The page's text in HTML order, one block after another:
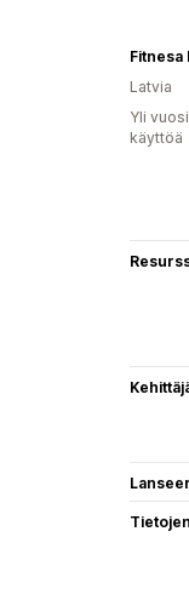
Fitnesa
Latvia
Yli
käyttöä